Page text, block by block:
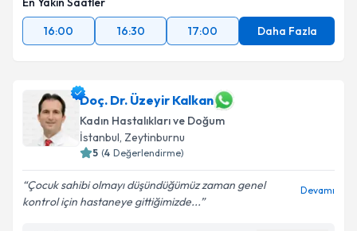
16:00
16:30 17:00 Daha Fazla
Doç. Dr. Üzeyir Kalkan
Kadın Hastalıkları ve Doğum
İstanbul, Zeytinburnu
5 (4 Değerlendirme)
Çocuk sahibi olmayı düşündüğümüz zaman genel
kontrol için hastaneye gittiğimizde...
Devamı